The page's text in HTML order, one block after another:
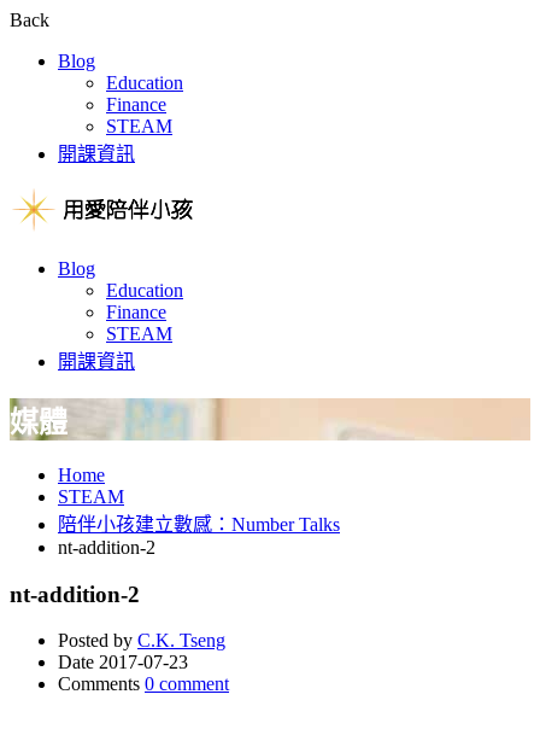
Back
Blog
Education
Finance
STEAM
開課資訊
Blog
Education
Finance
STEAM
開課資訊
媒體
Home
STEAM
陪伴小孩建立數感：Number Talks
nt-addition-2
nt-addition-2
Posted by C.K. Tseng
Date 2017-07-23
Comments 0 comment